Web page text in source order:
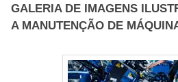
GALERIA DE IMAGENS
A MANUTENÇÃO DE